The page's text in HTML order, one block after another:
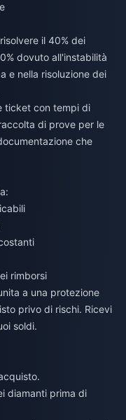
il 40% dei
dovuto all'instabilità
e nella risoluzione dei
ticket con tempi di
di prove per le
che
rimborsi
a una protezione
privo di rischi. Ricevi
soldi.
diamanti prima di